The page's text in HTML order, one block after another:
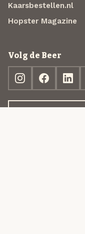
Kaarsbestellen.nl
Hopster Magazine
Volg de Beer